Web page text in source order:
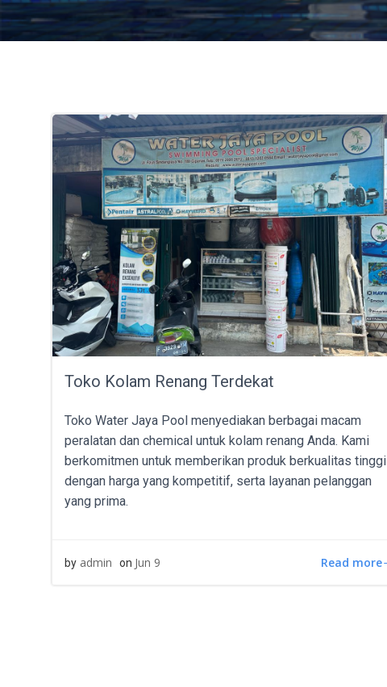
Toko Kolam Renang Terdekat
Toko Water Jaya Pool menyediakan berbagai macam
peralatan dan chemical untuk kolam renang Anda. Kami
berkomitmen untuk memberikan produk berkualitas tinggi
dengan harga yang kompetitif, serta layanan pelanggan
yang prima.
by admin on Jun 9 Read more